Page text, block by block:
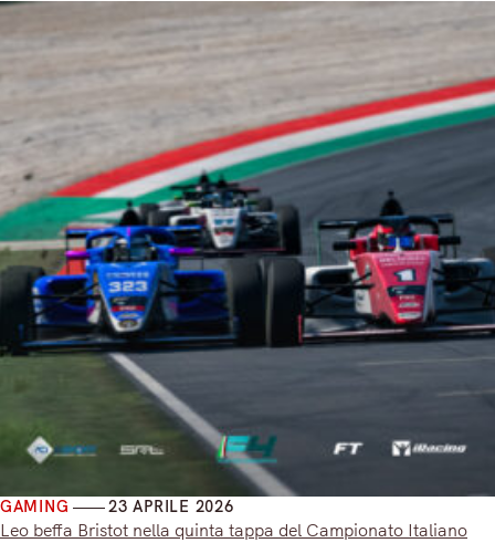
GAMING 23 APRILE 2026
Leo beffa Bristot nella quinta tappa del Campionato Italiano